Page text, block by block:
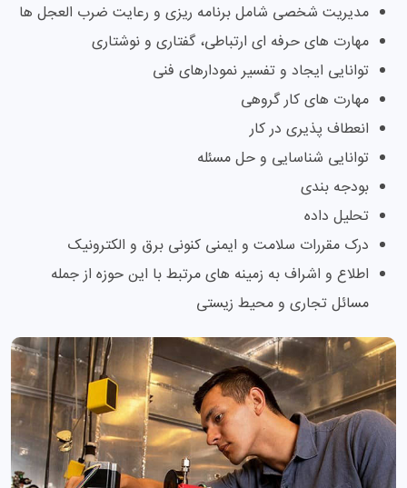
مدیریت شخصی شامل برنامه ریزی و رعایت ضرب العجل ها
مهارت های حرفه ای ارتباطی، گفتاری و نوشتاری
توانایی ایجاد و تفسیر نمودارهای فنی
مهارت های کار گروهی
انعطاف پذیری در کار
توانایی شناسایی و حل مسئله
بودجه بندی
تحلیل داده
درک مقررات سلامت و ایمنی کنونی برق و الکترونیک
اطلاع و اشراف به زمینه های مرتبط با این حوزه از جمله
مسائل تجاری و محیط زیستی